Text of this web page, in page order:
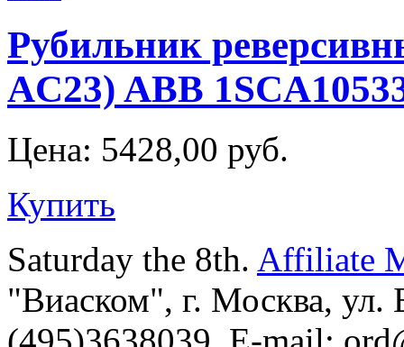
Рубильник
AC23) ABB
Цена: 5428,00 руб.
Купить
Saturday the 8th. Affiliate
"Виаском", г. Москва, ул.